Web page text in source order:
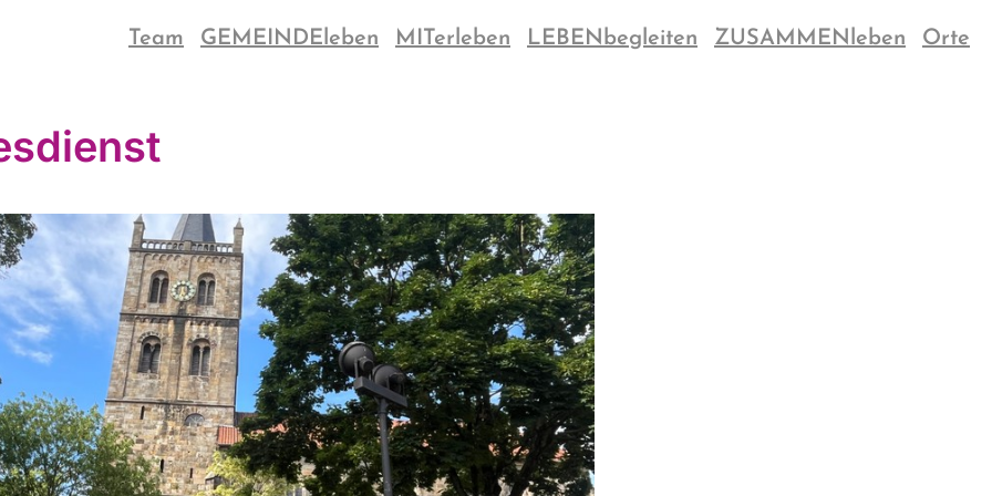
Team GEMEINDEleben MITerleben LEBENbegleiten ZUSAMMENleben Orte